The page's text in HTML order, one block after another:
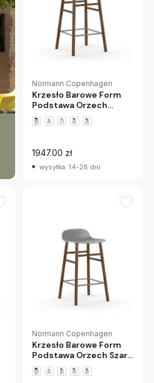
Normann Copenhagen
Krzesło Barowe Form
Podstawa Orzech
Niebieskie Normann
Copenhagen
1947.00 zł
wysyłka: 14-28 dni
Normann Copenhagen
Krzesło Barowe Form
Podstawa Orzech Szare
Normann Copenhagen